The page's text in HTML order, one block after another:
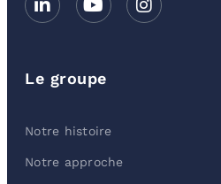
Le groupe
Notre histoire
Notre approche